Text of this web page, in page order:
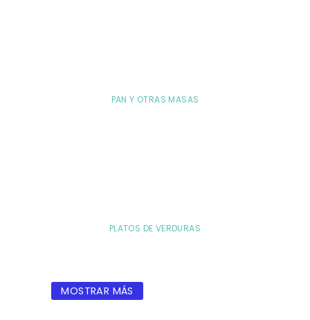
PAN Y OTRAS MASAS
PLATOS DE VERDURAS
MOSTRAR MÁS